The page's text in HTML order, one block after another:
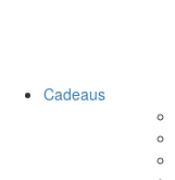
Cadeaus